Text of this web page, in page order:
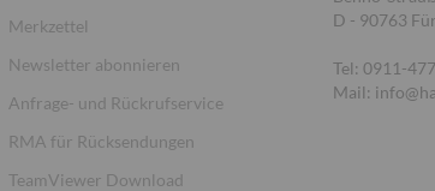
Merkzettel
Newsletter abonnieren
Anfrage- und Rückrufservice
RMA für Rücksendungen
TeamViewer Download
D - 90763
Tel: 0911-
Mail: